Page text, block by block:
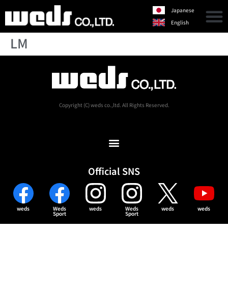
Japanese
English
LM
Copyright (C) weds co.,ltd. All Rights Reserved.
Official SNS
weds Weds
Sport
weds Weds
Sport
weds weds